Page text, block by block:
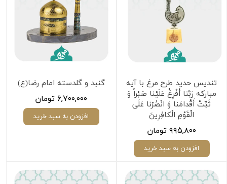
تندیس حدید طرح مرغ با آیه
مبارکه رَبَّنا أَفْرِغْ عَلَيْنا صَبْراً وَ
ثَبِّتْ أَقْدامَنا وَ انْصُرْنا عَلَى
الْقَوْمِ الْكافِرِينَ‌
۹۹۵,۸۰۰ تومان
افزودن به سبد خرید
گنبد و گلدسته امام رضا(ع)
۶,۷۰۰,۰۰۰ تومان
افزودن به سبد خرید